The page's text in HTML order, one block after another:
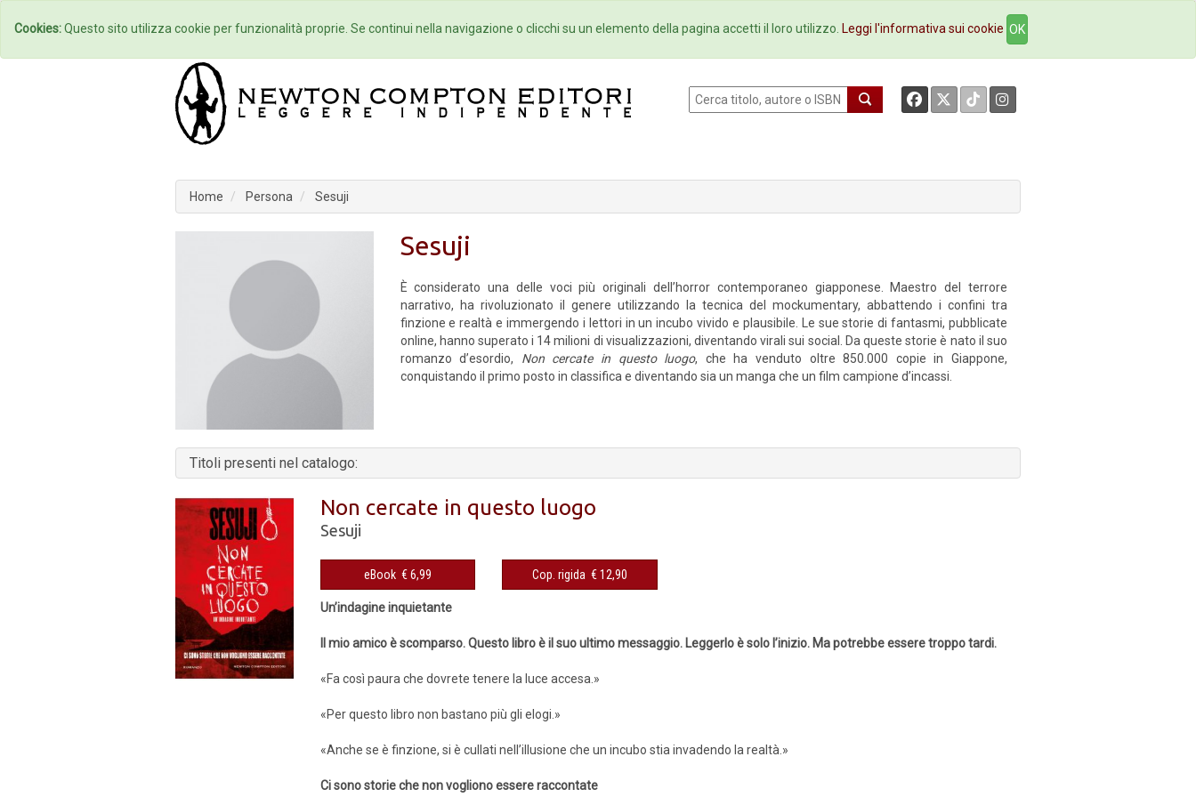
Home Autori Eventi Collane Newsletter Ebookstore Contatti
Home Persona Sesuji
Sesuji
È considerato una delle voci più originali dell’horror contemporaneo giapponese. Maestro del terrore
narrativo, ha rivoluzionato il genere utilizzando la tecnica del mockumentary, abbattendo i confini tra
finzione e realtà e immergendo i lettori in un incubo vivido e plausibile. Le sue storie di fantasmi, pubblicate
online, hanno superato i 14 milioni di visualizzazioni, diventando virali sui social. Da queste storie è nato il suo
romanzo d’esordio, Non cercate in questo luogo, che ha venduto oltre 850.000 copie in Giappone,
conquistando il primo posto in classifica e diventando sia un manga che un film campione d’incassi.
Titoli presenti nel catalogo:
Non cercate in questo luogo
Sesuji
eBook € 6,99 Cop. rigida € 12,90
Un’indagine inquietante
Il mio amico è scomparso. Questo libro è il suo ultimo messaggio. Leggerlo è solo l’inizio. Ma potrebbe essere troppo tardi.
«Fa così paura che dovrete tenere la luce accesa.»
«Per questo libro non bastano più gli elogi.»
«Anche se è finzione, si è cullati nell’illusione che un incubo stia invadendo la realtà.»
Ci sono storie che non vogliono essere raccontate
Cookies:Questo sito utilizza cookie per funzionalità proprie. Se continui nella navigazione o clicchi su un elemento della pagina accetti il loro utilizzo. Leggi l'informativa sui cookie OK